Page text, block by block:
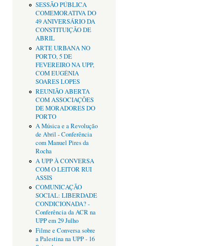
SESSÃO PÚBLICA
COMEMORATIVA DO
49 ANIVERSÁRIO DA
CONSTITUIÇÃO DE
ABRIL
ARTE URBANA NO
PORTO, 5 DE
FEVEREIRO NA UPP,
COM EUGÉNIA
SOARES LOPES
REUNIÃO ABERTA
COM ASSOCIAÇÕES
DE MORADORES DO
PORTO
A Música e a Revolução
de Abril - Conferência
com Manuel Pires da
Rocha
A UPP À CONVERSA
COM O LEITOR RUI
ASSIS
COMUNICAÇÃO
SOCIAL: LIBERDADE
CONDICIONADA? -
Conferência da ACR na
UPP em 29 Julho
Filme e Conversa sobre
a Palestina na UPP - 16